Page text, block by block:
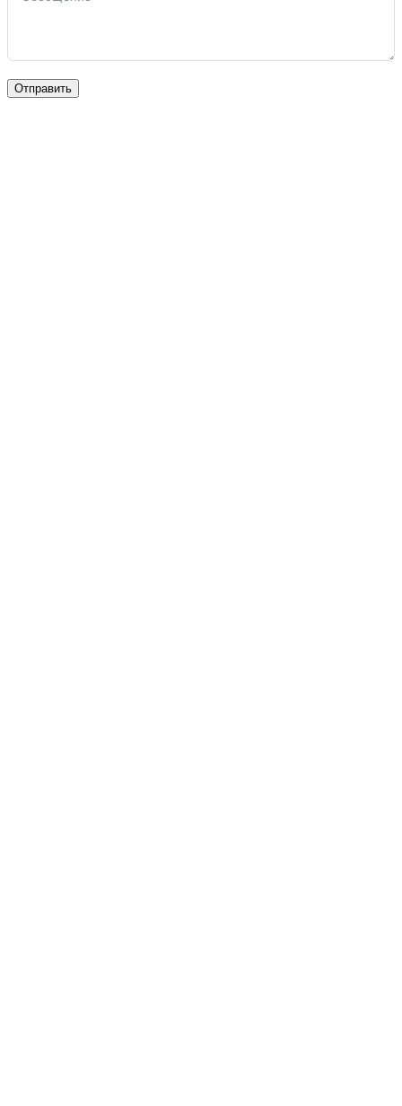
Отправить